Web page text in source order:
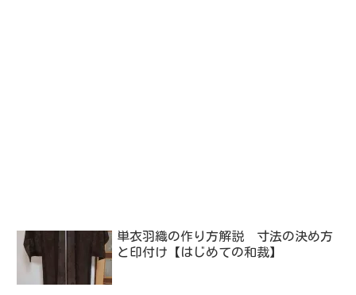
単衣羽織の作り方解説 寸法の決め方
と印付け【はじめての和裁】